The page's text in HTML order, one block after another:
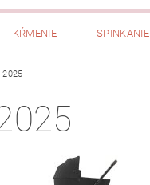
KŔMENIE SPINKANIE
2025